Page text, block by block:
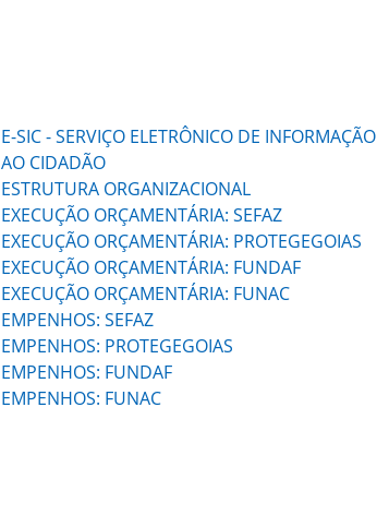
E-SIC - SERVIÇO ELETRÔNICO DE INFORMAÇÃO
AO CIDADÃO
ESTRUTURA ORGANIZACIONAL
EXECUÇÃO ORÇAMENTÁRIA: SEFAZ
EXECUÇÃO ORÇAMENTÁRIA: PROTEGEGOIAS
EXECUÇÃO ORÇAMENTÁRIA: FUNDAF
EXECUÇÃO ORÇAMENTÁRIA: FUNAC
EMPENHOS: SEFAZ
EMPENHOS: PROTEGEGOIAS
EMPENHOS: FUNDAF
EMPENHOS: FUNAC